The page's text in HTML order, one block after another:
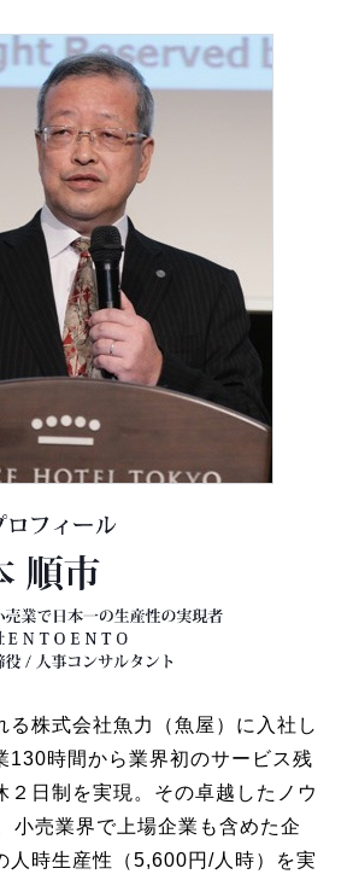
る株式会社魚力（魚屋）に入社し
130時間から業界初のサービス残
２日制を実現。その卓越したノウ
小売業界で上場企業も含めた企
人時生産性（5,600円/人時）を実